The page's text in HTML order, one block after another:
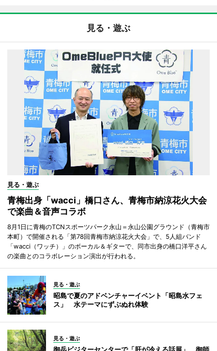
見る・遊ぶ
見る・遊ぶ
青梅出身「wacci」橋口さん、青梅市納涼花火大会
で楽曲＆音声コラボ
8月1日に青梅のTCNスポーツパーク永山＝永山公園グラウンド（青梅市
本町）で開催される「第78回青梅市納涼花火大会」で、5人組バンド
「wacci（ワッチ）」のボーカル＆ギターで、同市出身の橋口洋平さん
の楽曲とのコラボレーション演出が行われる。
見る・遊ぶ
昭島で夏のアドベンチャーイベント「昭島水フェ
ス」 水テーマにずぶぬれ体験
見る・遊ぶ